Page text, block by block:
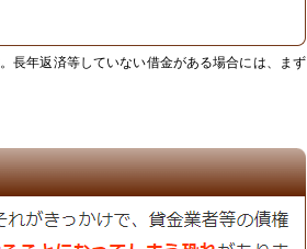
長年返済等していない借金がある場合には、まず